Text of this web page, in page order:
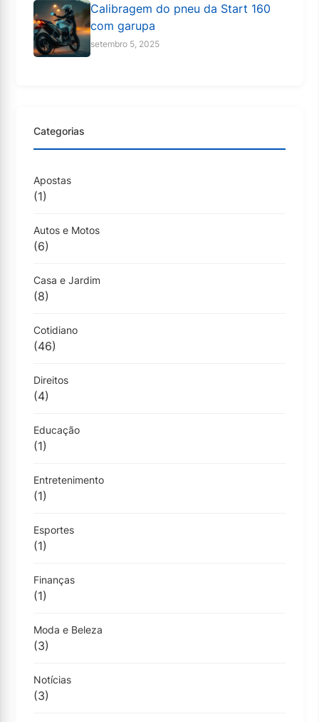
Calibragem do pneu da Start 160
com garupa
setembro 5, 2025
Categorias
Apostas
(1)
Autos e Motos
(6)
Casa e Jardim
(8)
Cotidiano
(46)
Direitos
(4)
Educação
(1)
Entretenimento
(1)
Esportes
(1)
Finanças
(1)
Moda e Beleza
(3)
Notícias
(3)